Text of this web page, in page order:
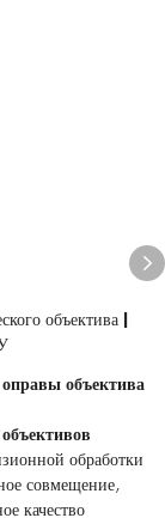
объектива |
объектива
обработки
совмещение,
качество